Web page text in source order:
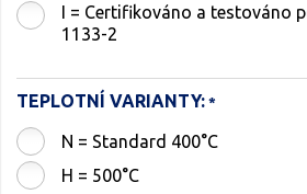
I = Certifikováno a testováno
1133-2
TEPLOTNÍ VARIANTY:
N = Standard 400°C
H = 500°C